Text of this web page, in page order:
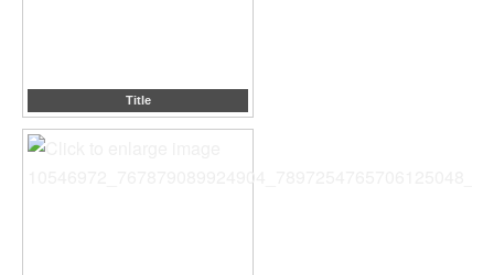
Title